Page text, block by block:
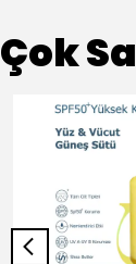
Çok